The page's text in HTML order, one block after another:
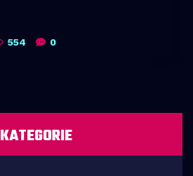
554 0
KATEGORIE